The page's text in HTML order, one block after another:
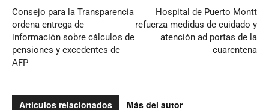
Consejo para la Transparencia
ordena entrega de
información sobre cálculos de
pensiones y excedentes de
AFP
Hospital de Puerto Montt
refuerza medidas de cuidado y
atención ad portas de la
cuarentena
Artículos relacionados Más del autor